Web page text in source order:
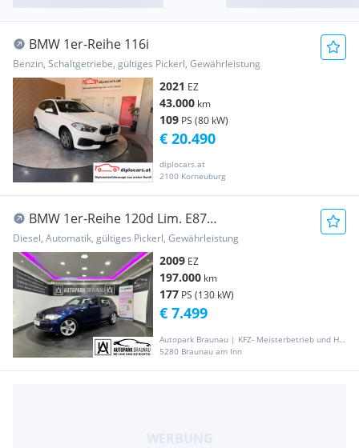
BMW 1er-Reihe 116i
Benzin, Schaltgetriebe, gültiges Pickerl, Gewährleistung
2021 EZ
43.000 km
109 PS (80 kW)
diplocars.at
2100 Korneuburg
€ 20.490
BMW 1er-Reihe 120d Lim. E87
*AUTOMATIK*SCHIEBEDACH*NEUES-PICK...
Diesel, Automatik, gültiges Pickerl, Gewährleistung
2009 EZ
197.000 km
177 PS (130 kW)
Autopark Braunau | KFZ- Meisterbetrieb und Handel
5280 Braunau am Inn
€ 7.499